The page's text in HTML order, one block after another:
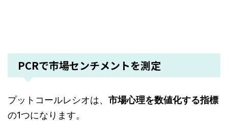
PCRで市場センチメントを測定
プットコールレシオは、 市場心理を数値化する指標
の1つになります。